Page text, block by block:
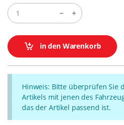
in den Warenkorb
Hinweis: Bitte überprüfen Sie
Artikels mit jenen des
das der Artikel passend ist.